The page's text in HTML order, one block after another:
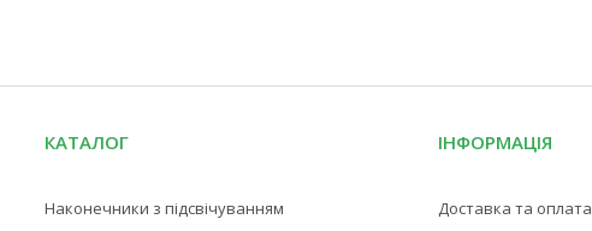
КАТАЛОГ
Наконечники з підсвічуванням
ІНФОРМАЦІЯ
Доставка та оплата